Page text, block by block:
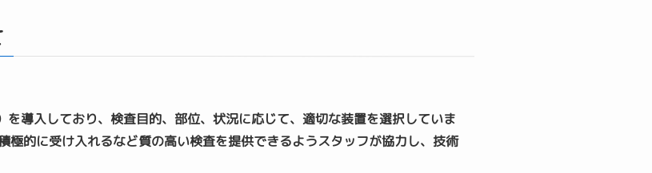
導入しており、検査目的、部位、状況に応じて、適切な装置を選択していま
極的に受け入れるなど質の高い検査を提供できるようスタッフが協力し、技術